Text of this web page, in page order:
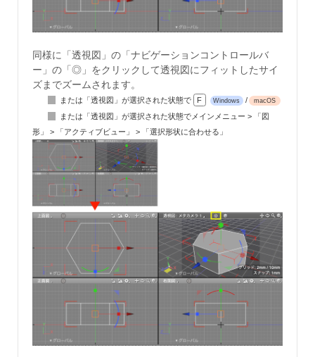
同様に「透視図」の「ナビゲーションコントロールバ
ー」の「◎」をクリックして透視図にフィットしたサイ
ズまでズームされます。
または「透視図」が選択された状態で F Windows / macOS
または「透視図」が選択された状態でメインメニュー > 「図
形」 > 「アクティブビュー」 > 「選択形状に合わせる」